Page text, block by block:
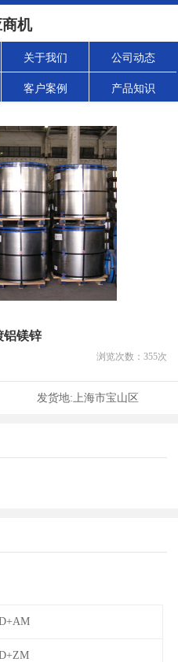
机
关于我们 公司动态
客户案例 产品知识
铝镁锌
浏览次数： 355次
发货地: 上海市宝山区